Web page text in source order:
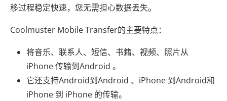
移过程稳定快速，您无需担心数据丢失。
Coolmuster Mobile Transfer的主要特点：
将音乐、联系人、短信、书籍、视频、照片从
iPhone 传输到Android 。
它还支持Android到Android 、iPhone 到Android和
iPhone 到 iPhone 的传输。